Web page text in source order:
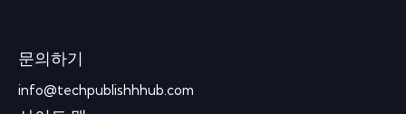
문의하기
info@techpublishhhub.com